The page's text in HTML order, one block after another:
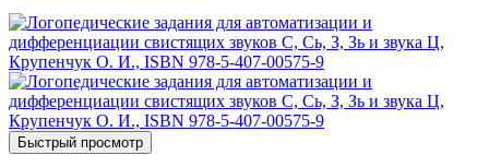
Быстрый просмотр